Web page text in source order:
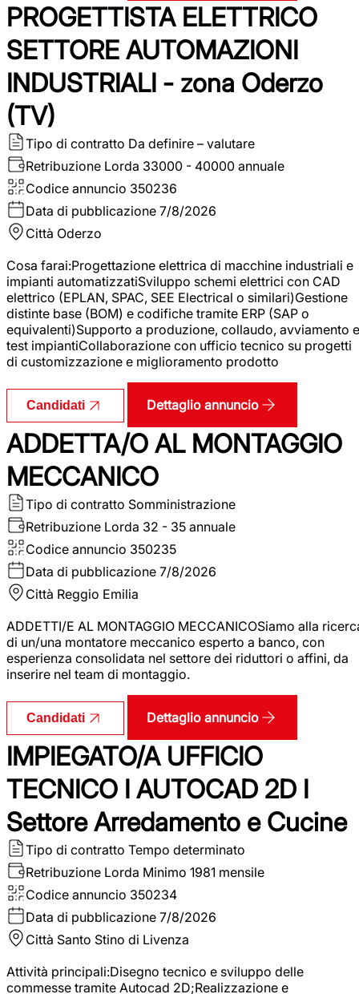
PROGETTISTA ELETTRICO
SETTORE AUTOMAZIONI
INDUSTRIALI - zona Oderzo
(TV)
Tipo di contratto Da definire – valutare
Retribuzione Lorda 33000 - 40000 annuale
Codice annuncio 350236
Data di pubblicazione 7/8/2026
Città Oderzo
Cosa farai:Progettazione elettrica di macchine industriali e
impianti automatizzatiSviluppo schemi elettrici con CAD
elettrico (EPLAN, SPAC, SEE Electrical o similari)Gestione
distinte base (BOM) e codifiche tramite ERP (SAP o
equivalenti)Supporto a produzione, collaudo, avviamento e
test impiantiCollaborazione con ufficio tecnico su progetti
di customizzazione e miglioramento prodotto
Candidati Dettaglio annuncio
ADDETTA/O AL MONTAGGIO
MECCANICO
Tipo di contratto Somministrazione
Retribuzione Lorda 32 - 35 annuale
Codice annuncio 350235
Data di pubblicazione 7/8/2026
Città Reggio Emilia
ADDETTI/E AL MONTAGGIO MECCANICOSiamo alla
di un/una montatore meccanico esperto a banco, con
esperienza consolidata nel settore dei riduttori o affini, da
inserire nel team di montaggio.
Candidati Dettaglio annuncio
IMPIEGATO/A UFFICIO
TECNICO I AUTOCAD 2D I
Settore Arredamento e Cucine
Tipo di contratto Tempo determinato
Retribuzione Lorda Minimo 1981 mensile
Codice annuncio 350234
Data di pubblicazione 7/8/2026
Città Santo Stino di Livenza
Attività principali:Disegno tecnico e sviluppo delle
commesse tramite Autocad 2D;Realizzazione e